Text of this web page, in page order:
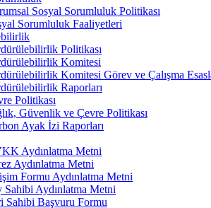
Sosyal Sorumluluk Politikası
Sorumluluk Faaliyetleri
Politikası
Komitesi
Komitesi Görev ve Çalışma
Raporları
Politikası
Güvenlik ve Çevre Politikası
Ayak İzi Raporları
Aydınlatma Metni
Aydınlatma Metni
Formu Aydınlatma Metni
Sahibi Aydınlatma Metni
Sahibi Başvuru Formu